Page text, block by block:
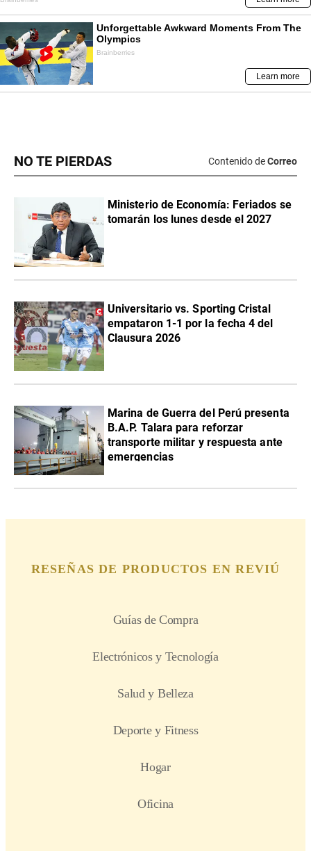
NO TE PIERDAS Contenido deCorreo
Ministerio de Economía: Feriados se
tomarán los lunes desde el 2027
Universitario vs. Sporting Cristal
empataron 1-1 por la fecha 4 del
Clausura 2026
Marina de Guerra del Perú presenta
B.A.P. Talara para reforzar
transporte militar y respuesta ante
emergencias